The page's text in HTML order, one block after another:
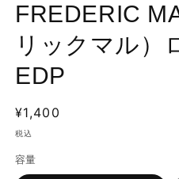
メ
デ
ィ
ア
を
く
FREDERIC
リックマル）
EDP
通
常
価
格
¥1,400
税込
容量